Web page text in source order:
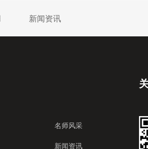
新闻资讯
名师风采
新闻资讯